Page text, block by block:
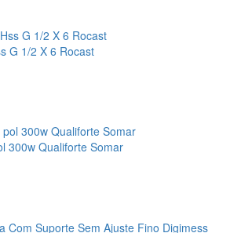
G 1/2 X 6 Rocast
300w Qualiforte Somar